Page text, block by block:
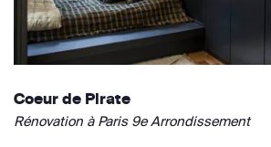
Coeur de Pirate
Rénovation à Paris 9e Arrondissement